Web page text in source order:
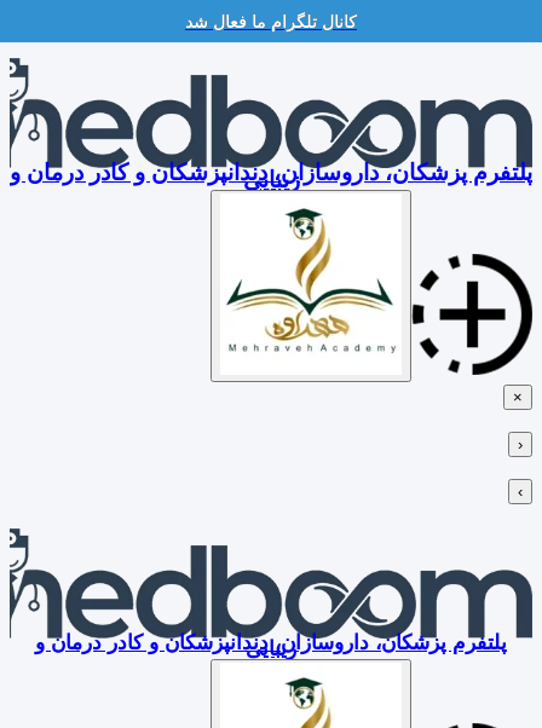
کانال تلگرام ما فعال شد
Skip
content
پلتفرم پزشکان، داروسازان، دندانپزشکان و کادر درمان و
زیبایی
×
‹
›
پلتفرم پزشکان، داروسازان، دندانپزشکان و کادر درمان و
زیبایی